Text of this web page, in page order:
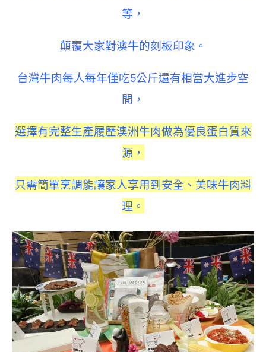
等，
顛覆大家對澳牛的刻板印象。
台灣牛肉每人每年僅吃5公斤還有相當大進步空
間，
選擇有完整生產履歷澳洲牛肉做為優良蛋白質來
源，
只需簡單烹調能讓家人享用到安全、美味牛肉料
理。